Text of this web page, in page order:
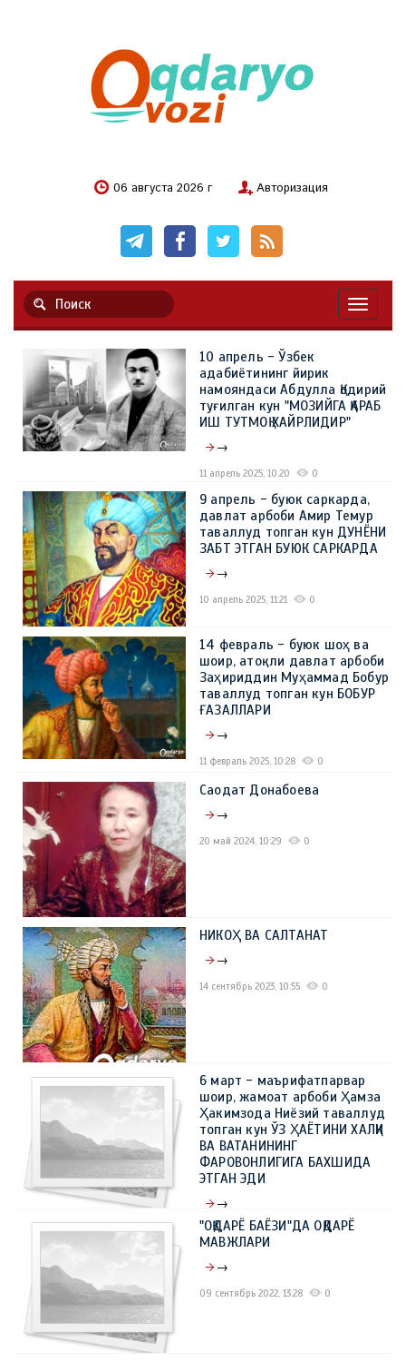
06 августа 2026 г Авторизация
10 апрель - Ўзбек
адабиётининг йирик
намояндаси Абдулла Қодирий
туғилган кун "МОЗИЙГА ҚАРАБ
ИШ ТУТМОҚ ХАЙРЛИДИР"
→
11 апрель 2025, 10:20 0
9 апрель - буюк саркарда,
давлат арбоби Амир Темур
таваллуд топган кун ДУНЁНИ
ЗАБТ ЭТГАН БУЮК САРКАРДА
→
10 апрель 2025, 11:21 0
14 февраль - буюк шоҳ ва
шоир, атоқли давлат арбоби
Заҳириддин Муҳаммад Бобур
таваллуд топган кун БОБУР
ҒАЗАЛЛАРИ
→
11 февраль 2025, 10:28 0
Саодат Донабоева
→
20 май 2024, 10:29 0
НИКОҲ ВА САЛТАНАТ
→
14 сентябрь 2023, 10:55 0
6 март - маърифатпарвар
шоир, жамоат арбоби Ҳамза
Ҳакимзода Ниёзий таваллуд
топган кун ЎЗ ҲАЁТИНИ ХАЛҚИ
ВА ВАТАНИНИНГ
ФАРОВОНЛИГИГА БАХШИДА
ЭТГАН ЭДИ
→
09 март 2023, 11:41 0
"OҚДАРЁ БАЁЗИ"ДА ОҚДАРЁ
МАВЖЛАРИ
→
09 сентябрь 2022, 13:28 0